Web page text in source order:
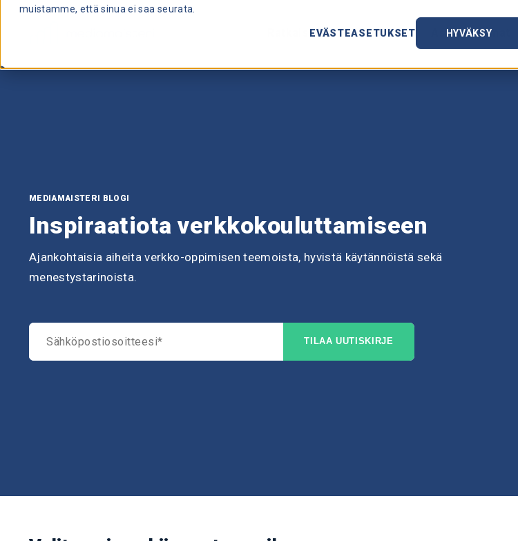
muistamme, että sinua ei saa seurata.
EVÄSTEASETUKSET HYVÄKSY
Ratkaisut Hinnoittelu Asiakastarinat
MEDIAMAISTERI BLOGI
Inspiraatiota verkkokouluttamiseen
Ajankohtaisia aiheita verkko-oppimisen teemoista, hyvistä käytännöistä sekä
menestystarinoista.